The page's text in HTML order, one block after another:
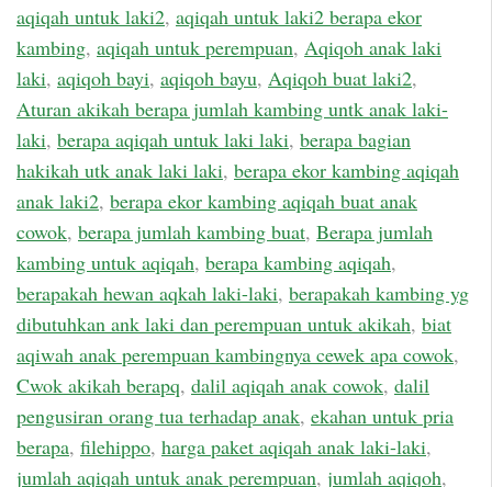
aqiqah untuk laki2, aqiqah untuk laki2 berapa ekor
kambing, aqiqah untuk perempuan, Aqiqoh anak laki
laki, aqiqoh bayi, aqiqoh bayu, Aqiqoh buat laki2,
Aturan akikah berapa jumlah kambing untk anak laki-
laki, berapa aqiqah untuk laki laki, berapa bagian
hakikah utk anak laki laki, berapa ekor kambing aqiqah
anak laki2, berapa ekor kambing aqiqah buat anak
cowok, berapa jumlah kambing buat, Berapa jumlah
kambing untuk aqiqah, berapa kambing aqiqah,
berapakah hewan aqkah laki-laki, berapakah kambing yg
dibutuhkan ank laki dan perempuan untuk akikah, biat
aqiwah anak perempuan kambingnya cewek apa cowok,
Cwok akikah berapq, dalil aqiqah anak cowok, dalil
pengusiran orang tua terhadap anak, ekahan untuk pria
berapa, filehippo, harga paket aqiqah anak laki-laki,
jumlah aqiqah untuk anak perempuan, jumlah aqiqoh,